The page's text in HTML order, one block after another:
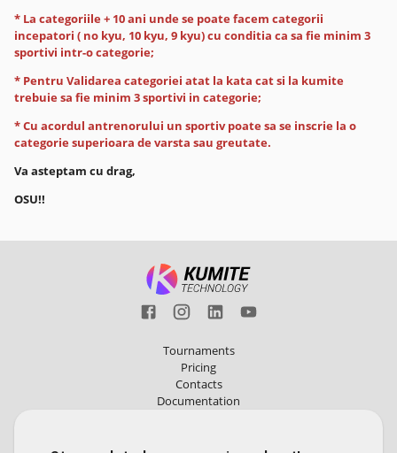
* La categoriile + 10 ani unde se poate facem categorii
incepatori ( no kyu, 10 kyu, 9 kyu) cu conditia ca sa fie minim 3
sportivi intr-o categorie;
* Pentru Validarea categoriei atat la kata cat si la kumite
trebuie sa fie minim 3 sportivi in categorie;
* Cu acordul antrenorului un sportiv poate sa se inscrie la o
categorie superioara de varsta sau greutate.
Va asteptam cu drag,
OSU!!
Tournaments
Pricing
Contacts
Documentation